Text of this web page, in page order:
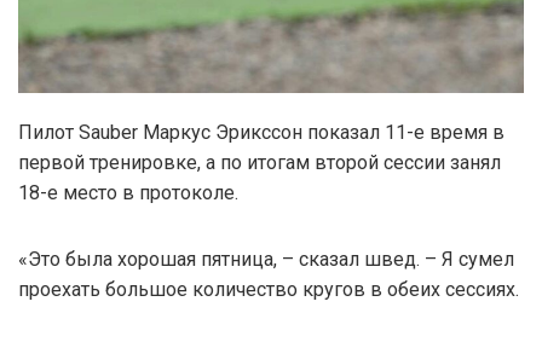
Пилот Sauber Маркус Эрикссон показал 11-е время в
первой тренировке, а по итогам второй сессии занял
18-е место в протоколе.
«Это была хорошая пятница, – сказал швед. – Я сумел
проехать большое количество кругов в обеих сессиях.